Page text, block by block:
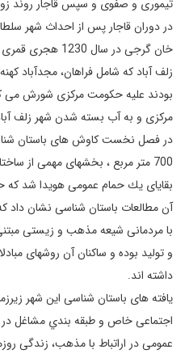
تيموری و صفوی و سپس قاجار روند
در دوران قاجار پس از احداث شهر
خان گرجی در سال
زلف آباد كه شامل فراهان، مجدآباد
بودند عليه حكومت مركزی شورش می
مركزی و به آب بسته شدن شهر زلف
در فصل نخست كاوش های باستان
700 متر مربع ، بخشهای مهمی از
بقايای يك حمام عمومی هويدا شد
آن مطالعات باستان شناسی نشان داد
با مردمانی شيعه مذهب و زيستی
و توليد بوده و ساكنان آن روشهای
داشته اند.
يافته های باستان شناسی اين شهر
اجتماعی خاص و طبقه بندي مشاغل در
عمومی در اراتباط با مذهب، زندگی